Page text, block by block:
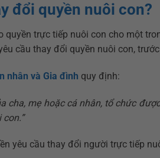
đổi quyền nuôi con?
quyền trực tiếp nuôi con cho một
cầu thay đổi quyền nuôi con,
nhân và Gia đình quy định:
cha, mẹ hoặc cá nhân, tổ chức
yêu cầu thay đổi người trực tiếp